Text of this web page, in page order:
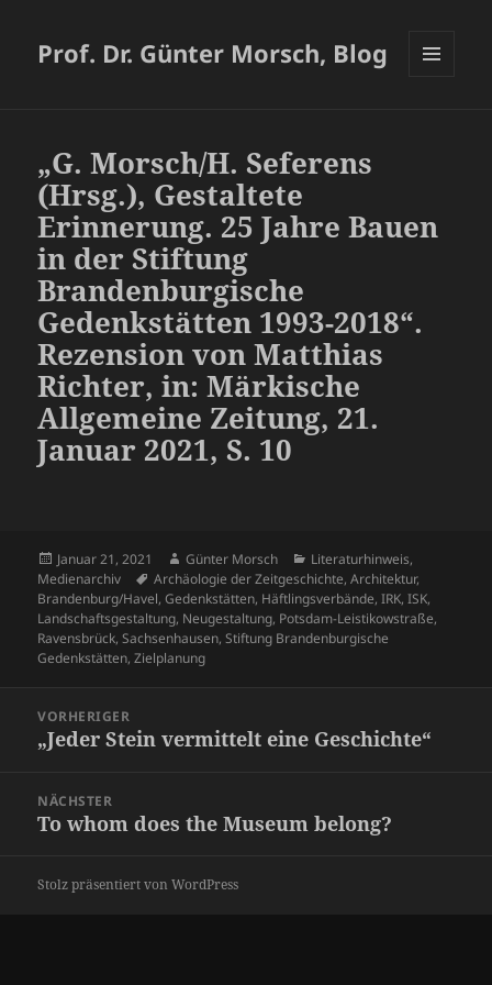
Prof. Dr. Günter Morsch, Blog
„G. Morsch/H. Seferens
(Hrsg.), Gestaltete
Erinnerung. 25 Jahre Bauen
in der Stiftung
Brandenburgische
Gedenkstätten 1993-2018“.
Rezension von Matthias
Richter, in: Märkische
Allgemeine Zeitung, 21.
Januar 2021, S. 10
Veröffentlicht
am
Januar 21, 2021 Autor
Günter Morsch Kategorien
Literaturhinweis,
Medienarchiv
Schlagwörter
Archäologie der Zeitgeschichte,Architektur,
Brandenburg/Havel,Gedenkstätten, Häftlingsverbände,IRK,ISK,
Landschaftsgestaltung, Neugestaltung, Potsdam-Leistikowstraße,
Ravensbrück,Sachsenhausen,Stiftung Brandenburgische
Gedenkstätten,Zielplanung
VORHERIGER
Vorheriger
„Jeder Stein vermittelt eine Geschichte“
NÄCHSTER
Nächster
To whom does the Museum belong?
Stolz präsentiert von WordPress